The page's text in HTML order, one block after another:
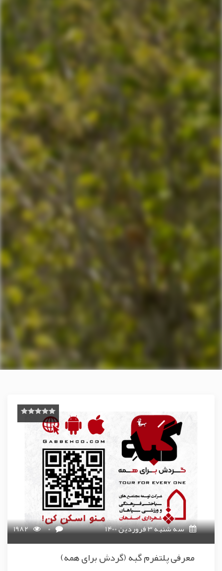
سه شنبه 3 فروردین 1400 1982 0
معرفی پلتفرم گبه (گردش برای همه)